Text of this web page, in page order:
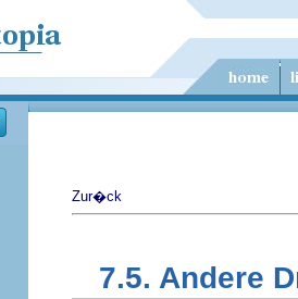
Zur�ck
7.5. Andere